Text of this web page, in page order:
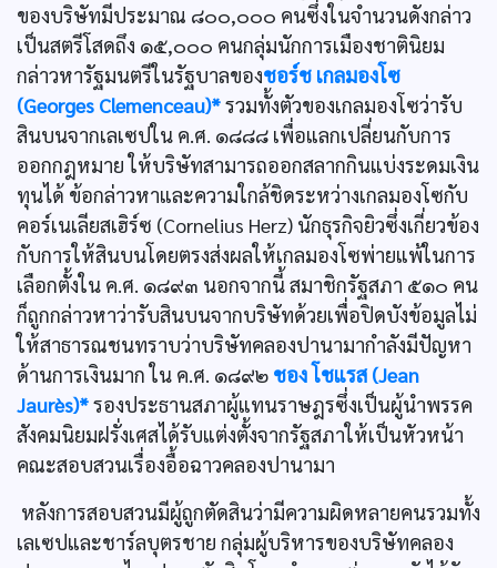
ของบริษัทมีประมาณ ๘๐๐,๐๐๐ คนซึ่งในจำนวนดังกล่าว
เป็นสตรีโสดถึง ๑๕,๐๐๐ คนกลุ่มนักการเมืองชาตินิยม
กล่าวหารัฐมนตรีในรัฐบาลของชอร์ช เกลมองโซ
(Georges Clemenceau)*รวมทั้งตัวของเกลมองโซว่ารับ
สินบนจากเลเซปใน ค.ศ. ๑๘๘๘ เพื่อแลกเปลี่ยนกับการ
ออกกฎหมาย ให้บริษัทสามารถออกสลากกินแบ่งระดมเงิน
ทุนได้ ข้อกล่าวหาและความใกล้ชิดระหว่างเกลมองโซกับ
คอร์เนเลียสเฮิร์ซ (Cornelius Herz) นักธุรกิจยิวซึ่งเกี่ยวข้อง
กับการให้สินบนโดยตรงส่งผลให้เกลมองโซพ่ายแพ้ในการ
เลือกตั้งใน ค.ศ. ๑๘๙๓ นอกจากนี้ สมาชิกรัฐสภา ๕๑๐ คน
ก็ถูกกล่าวหาว่ารับสินบนจากบริษัทด้วยเพื่อปิดบังข้อมูลไม่
ให้สาธารณชนทราบว่าบริษัทคลองปานามากำลังมีปัญหา
ด้านการเงินมาก ใน ค.ศ. ๑๘๙๒ ชอง โชแรส (Jean
Jaurès)*รองประธานสภาผู้แทนราษฎรซึ่งเป็นผู้นำพรรค
สังคมนิยมฝรั่งเศสได้รับแต่งตั้งจากรัฐสภาให้เป็นหัวหน้า
คณะสอบสวนเรื่องอื้อฉาวคลองปานามา
หลังการสอบสวนมีผู้ถูกตัดสินว่ามีความผิดหลายคนรวมทั้ง
เลเซปและชาร์ลบุตรชาย กลุ่มผู้บริหารของบริษัทคลอง